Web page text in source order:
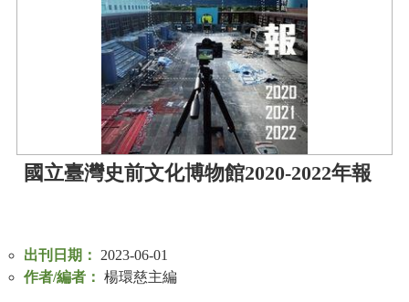
國立臺灣史前文化博物館2020-2022年報
出刊日期：
2023-06-01
作者/編者： 楊環慈主編